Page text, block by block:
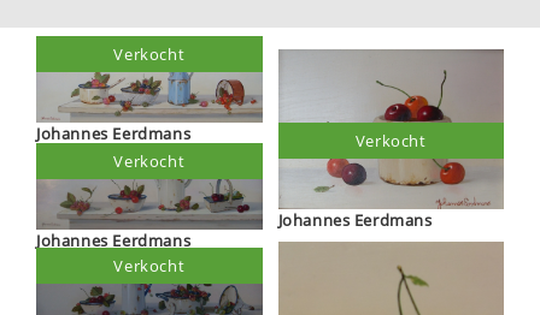
Johannes Eerdmans
Verkocht
Johannes Eerdmans
Verkocht
Verkocht
Johannes Eerdmans
Verkocht